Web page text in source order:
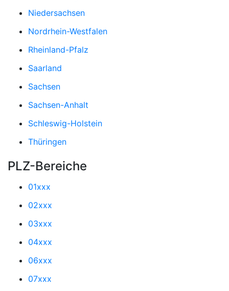
Niedersachsen
Nordrhein-Westfalen
Rheinland-Pfalz
Saarland
Sachsen
Sachsen-Anhalt
Schleswig-Holstein
Thüringen
PLZ-Bereiche
01xxx
02xxx
03xxx
04xxx
06xxx
07xxx